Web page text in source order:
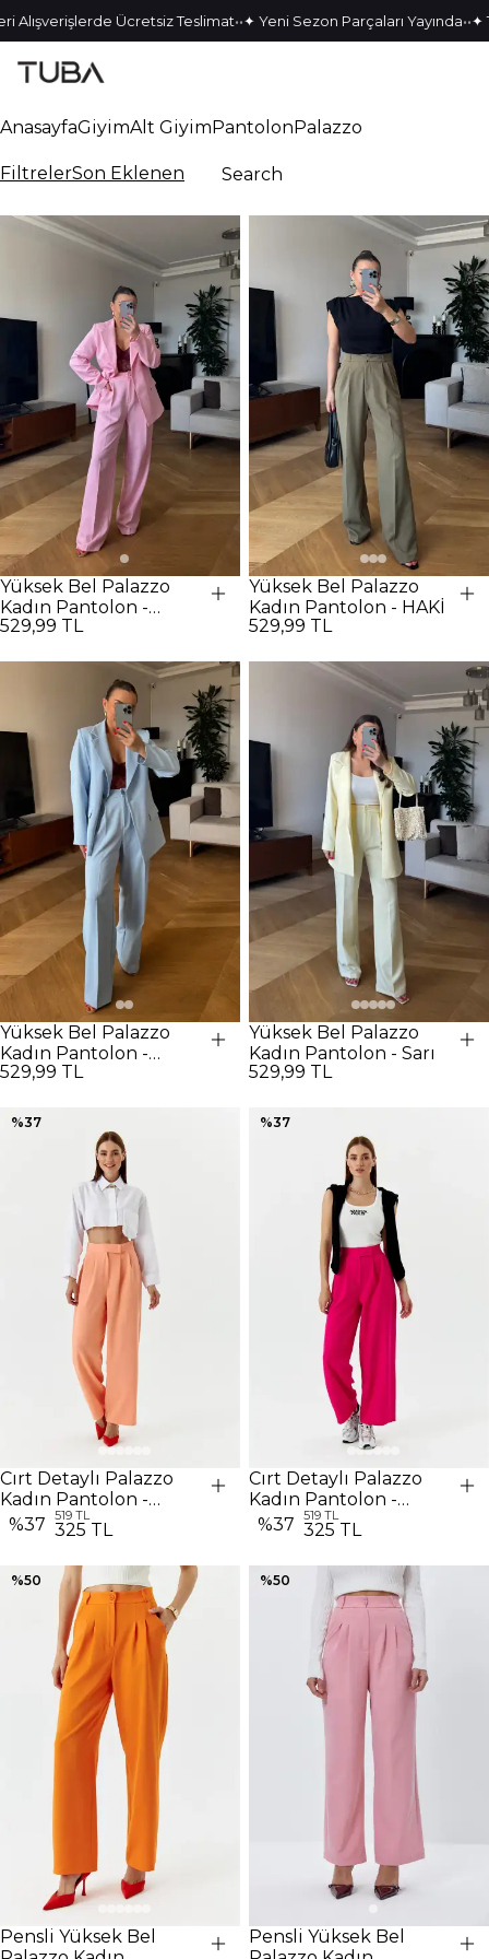
Ücretsiz Teslimat••✦ Yeni Sezon Parçaları Yayında••✦
AnasayfaGiyimAlt GiyimPantolonPalazzo
FiltrelerSon Eklenen
Yüksek Bel Palazzo
Kadın Pantolon -
Pembe
529,99 TL
Yüksek Bel Palazzo
Kadın Pantolon - HAKİ
529,99 TL
Yüksek Bel Palazzo
Kadın Pantolon -
Bebe Mavi
529,99 TL
Yüksek Bel Palazzo
Kadın Pantolon - Sarı
529,99 TL
%37
Cırt Detaylı Palazzo
Kadın Pantolon -
Yavruağzı
%37 519 TL
325 TL
%37
Cırt Detaylı Palazzo
Kadın Pantolon -
Fuşya
%37 519 TL
325 TL
%50
Pensli Yüksek Bel
%50
Pensli Yüksek Bel